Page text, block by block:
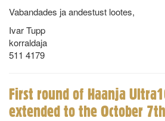
Vabandades ja andestust lootes,
Ivar Tupp
korraldaja
511 4179
First round of Haanja
extended to the October